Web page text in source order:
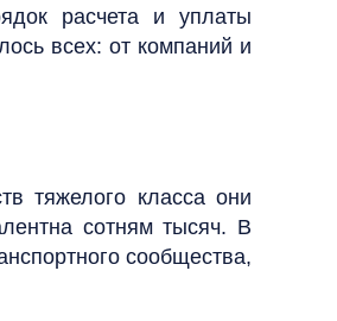
расчета и уплаты
всех: от компаний и
тяжелого класса они
сотням тысяч. В
сообщества,